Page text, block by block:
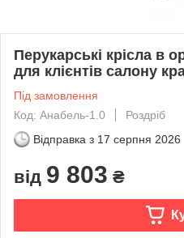
Перукарські крісла в
для клієнтів салону
Під замовлення
Код: Анабель-1.0
Роздріб
Відправка з 17 серпня 2026
від 9 803 ₴